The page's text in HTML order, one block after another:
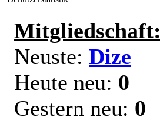
Mitgliedschaft:
Neuste: Dize
Heute neu: 0
Gestern neu: 0